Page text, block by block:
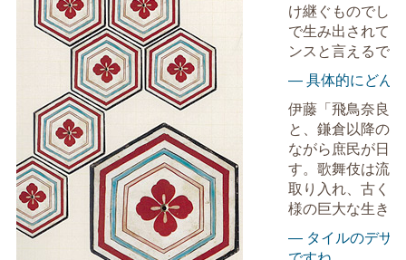
け継ぐものでし
で生み出されて
ンスと言えるで
― 具体的にどん
伊藤「飛鳥奈良
と、鎌倉以降の
ながら庶民が日
す。歌舞伎は流
取り入れ、古く
様の巨大な生き
― タイルのデザ